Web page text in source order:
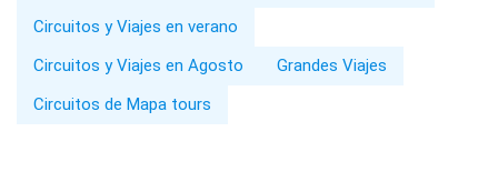
Circuitos y Viajes en verano
Circuitos y Viajes en Agosto
Grandes Viajes
Circuitos de Mapa tours